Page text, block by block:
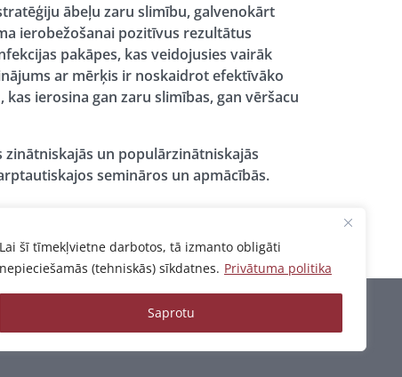
Lai šī tīmekļvietne darbotos, tā izmanto obligāti
nepieciešamās (tehniskās) sīkdatnes. Privātuma politika
Saprotu
ābeļu zaru slimību, galvenokārt
ierobežošanai pozitīvus rezultātus
pakāpes, kas veidojusies vairāk
ar mērķis ir noskaidrot efektīvāko
ierosina gan zaru slimības, gan vēršacu
un populārzinātniskajās
semināros un apmācībās.
Privātuma politika